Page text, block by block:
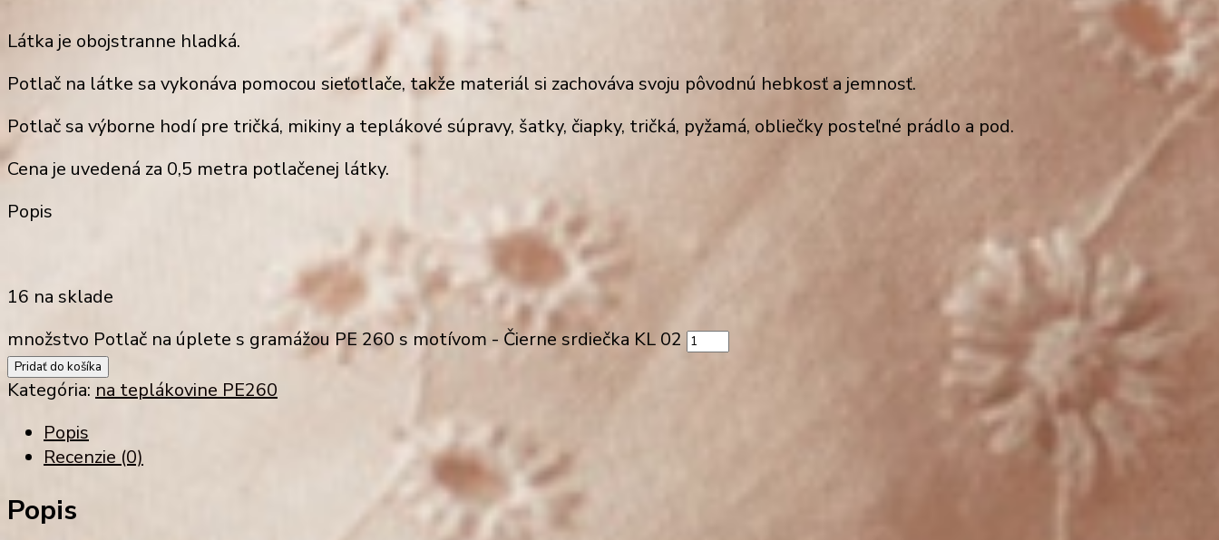
Látka je obojstranne hladká.
Potlač na látke sa vykonáva pomocou sieťotlače, takže materiál si zachováva svoju pôvodnú hebkosť a jemnosť.
Potlač sa výborne hodí pre tričká, mikiny a teplákové súpravy, šatky, čiapky, tričká, pyžamá, obliečky posteľné prádlo a pod.
Cena je uvedená za 0,5 metra potlačenej látky.
Popis
16 na sklade
množstvo Potlač na úplete s gramážou PE 260 s motívom - Čierne srdiečka KL 02
Pridať do košíka
Kategória: na teplákovine PE260
Popis
Recenzie (0)
Popis